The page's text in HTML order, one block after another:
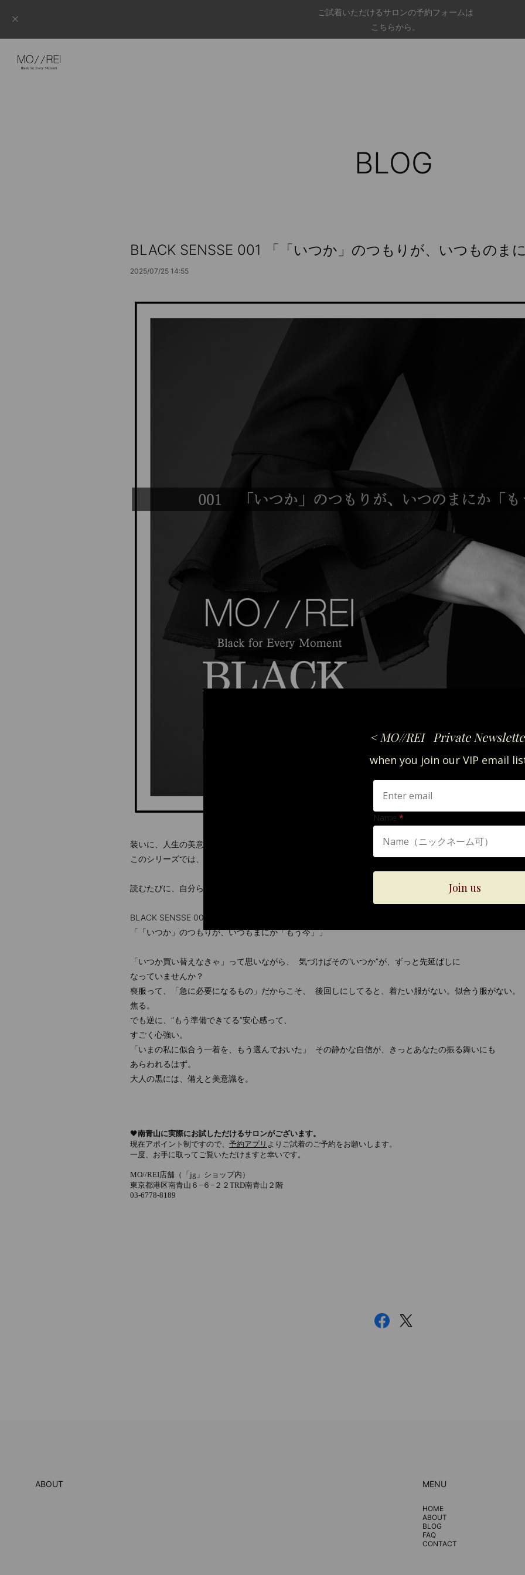
ご試着いただけるサロンの予約フォームは
こちらから。
BLOG
BLACK SENSSE 001 「「いつか」のつもりが、いつものま
2025/07/25 14:55
装いに、人生の美意識はにじむ。
このシリーズでは、喪服という“黒”を通して、大人の感性と品格について、静かに語ります。
読むたびに、自分らしい黒が見つかりますように。
BLACK SENSSE 001
「「いつか」のつもりが、いつもまにか「もう今」」
「いつか買い替えなきゃ」って思いながら、 気づけばその“いつか”が、ずっと先延ばしに
なっていませんか？
喪服って、「急に必要になるもの」だからこそ、 後回しにしてると、着たい服がない。似合う服がない。
焦る。
でも逆に、“もう準備できてる”安心感って、
すごく心強い。
「いまの私に似合う一着を、もう選んでおいた」 その静かな自信が、きっとあなたの振る舞いにも
あらわれるはず。
大人の黒には、備えと美意識を。
🖤南青山に実際にお試しただけるサロンがございます。
現在アポイント制ですので、 予約アプリ よりご試着のご予約をお願いします。
一度、お手に取ってご覧いただけますと幸いです。
MO//REI店舗（「jg」ショップ内）
東京都港区南青山６−６−２２TRD南青山２階
03-6778-8189
ABOUT MENU
HOME
ABOUT
BLOG
FAQ
CONTACT